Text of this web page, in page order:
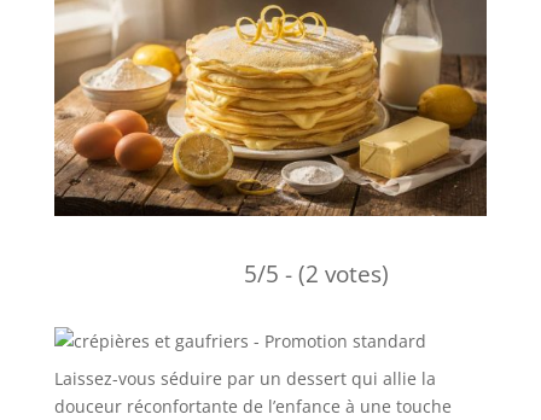
5/5 - (2 votes)
Laissez-vous séduire par un dessert qui allie la
douceur réconfortante de l’enfance à une touche